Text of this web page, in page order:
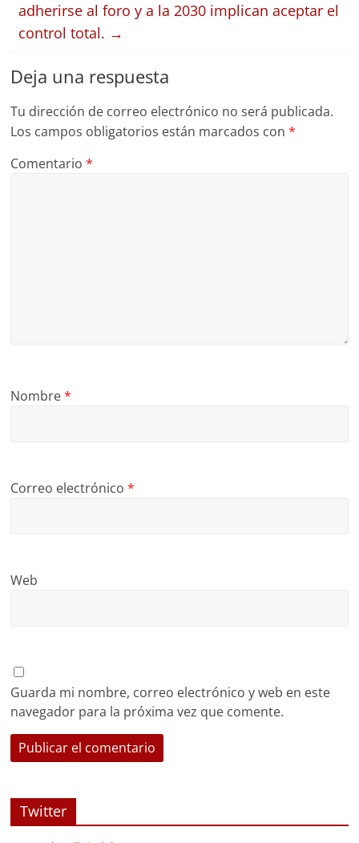
adherirse al foro y a la 2030 implican aceptar el
control total. →
Deja una respuesta
Tu dirección de correo electrónico no será publicada.
Los campos obligatorios están marcados con*
Comentario*
Nombre*
Correo electrónico*
Web
Guarda mi nombre, correo electrónico y web en este
navegador para la próxima vez que comente.
Twitter